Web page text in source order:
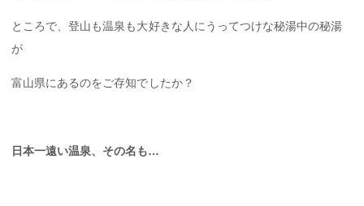
ところで、登山も温泉も大好きな人にうってつけな秘湯中の秘湯
が
富山県にあるのをご存知でしたか？
日本一遠い温泉、その名も…